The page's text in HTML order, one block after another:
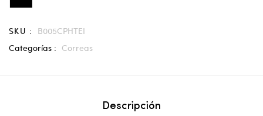
SKU :
B005CPHTEI
Categorías : Correas
Descripción